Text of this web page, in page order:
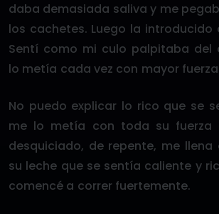
daba demasiada saliva y me
los cachetes. Luego la introducido
Sentí como mi culo palpitaba del
lo metía cada vez con mayor
No puedo explicar lo rico que se
me lo metía con toda su fuerza
desquiciado, de repente, me
su leche que se sentía caliente y
comencé a correr fuertemente.